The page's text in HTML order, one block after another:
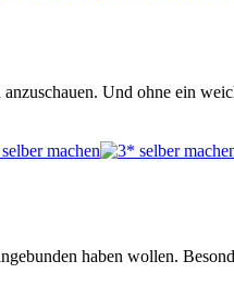
Und ohne ein
haben wollen.